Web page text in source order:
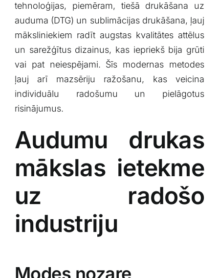
tehnoloģijas, piemēram, tiešā drukāšana uz‌
auduma (DTG) un sublimācijas drukāšana, ļauj
māksliniekiem‍ radīt augstas kvalitātes attēlus
un sarežģītus dizainus, kas iepriekš bija grūti
vai pat neiespējami. Šīs modernas metodes
ļauj arī mazsēriju ražošanu,⁣ kas veicina
individuālu radošumu un pielāgotus
risinājumus.
Audumu drukas​
mākslas ietekme
uz radošo
industriju
Modes nozare